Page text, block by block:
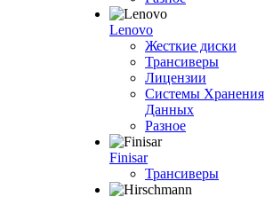
Lenovo
Жесткие диски
Трансиверы
Лицензии
Системы Хранения
Данных
Разное
Finisar
Трансиверы